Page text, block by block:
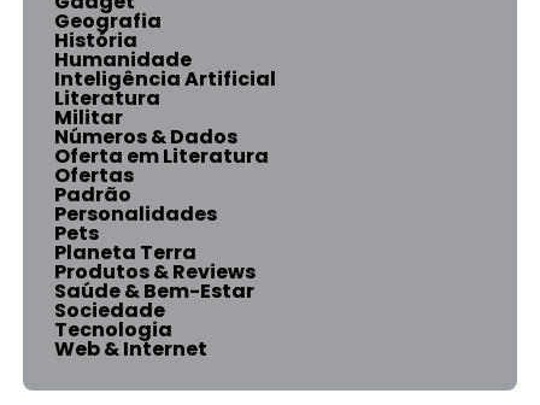
Geografia
História
Humanidade
Inteligência Artificial
Literatura
Militar
Números & Dados
Oferta em Literatura
Ofertas
Padrão
Personalidades
Pets
Planeta Terra
Produtos & Reviews
Saúde & Bem-Estar
Sociedade
Tecnologia
Web & Internet